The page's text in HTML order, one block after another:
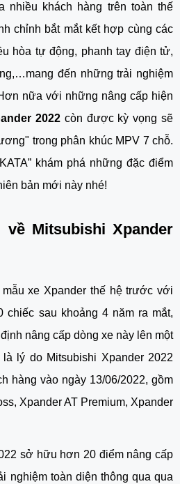
nhiều khách hàng trên toàn thế
chỉnh bắt mắt kết hợp cùng các
hòa tự động, phanh tay điện tử,
đến những trải nghiệm
nữa với những nâng cấp hiện
2022 còn được kỳ vọng sẽ
trong phân khúc MPV 7 chỗ.
khám phá những đặc điểm
bản mới này nhé!
Mitsubishi Xpander
xe Xpander thế hệ trước với
chiếc sau khoảng 4 năm ra mắt,
nâng cấp dòng xe này lên một
lý do Mitsubishi Xpander 2022
hàng vào ngày 13/06/2022, gồm
Xpander AT Premium, Xpander
sở hữu hơn 20 điểm nâng cấp
nghiệm toàn diện thông qua qua